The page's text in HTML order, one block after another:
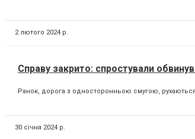
2 лютого 2024 р.
Справу закрито: спростували
Ранок, дорога з односторонньою смугою,
30 січня 2024 р.